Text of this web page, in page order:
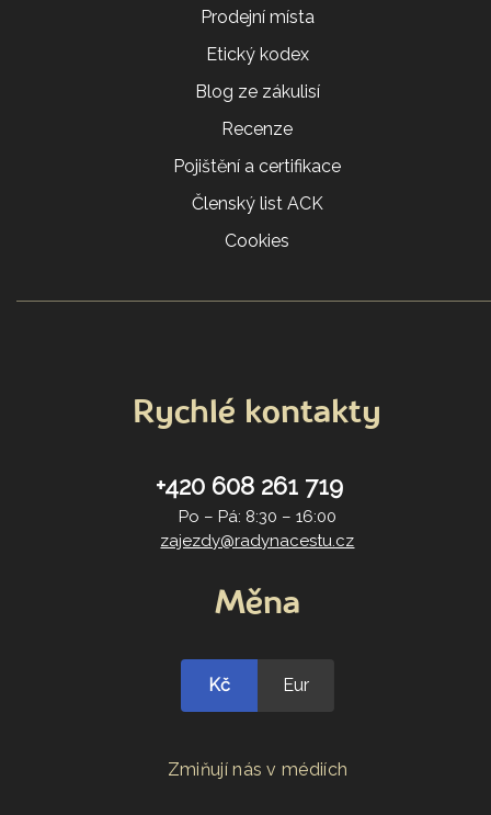
Prodejní místa
Etický kodex
Blog ze zákulisí
Recenze
Pojištění a certifikace
Členský list ACK
Cookies
Rychlé kontakty
+420 608 261 719
Po – Pá: 8:30 – 16:00
zajezdy@radynacestu.cz
Měna
Kč Eur
Zmiňují nás v médiích